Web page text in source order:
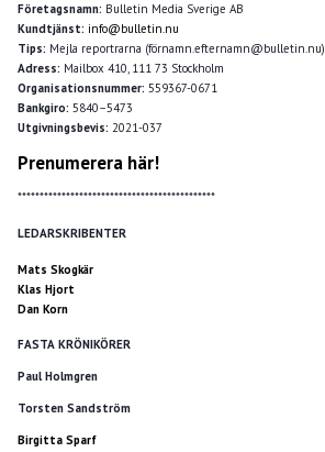
Företagsnamn: Bulletin Media Sverige AB
Kundtjänst: info@bulletin.nu
Tips: Mejla reportrarna (förnamn.efternamn@bulletin.nu)
Adress: Mailbox 410, 111 73 Stockholm
Organisationsnummer: 559367-0671
Bankgiro: 5840–5473
Utgivningsbevis: 2021-037
Prenumerera här!
*********************************************
LEDARSKRIBENTER
Mats Skogkär
Klas Hjort
Dan Korn
FASTA KRÖNIKÖRER
Paul Holmgren
Torsten Sandström
Birgitta Sparf